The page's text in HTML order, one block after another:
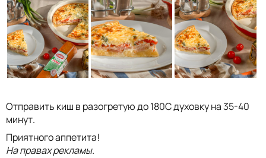
Отправить киш в разогретую до 180С духовку на 35-40
минут.
Приятного аппетита!
На правах рекламы.